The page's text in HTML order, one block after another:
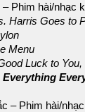
Phim hài/nhạc
Harris Goes to
Menu
Luck to
Everything
– Phim hài/